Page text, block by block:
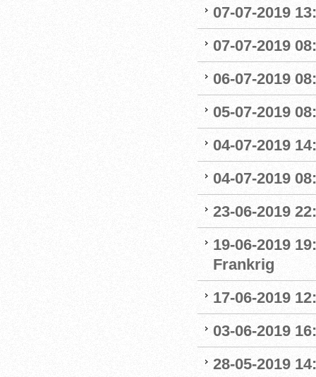
07-07-2019
07-07-2019
06-07-2019
05-07-2019
04-07-2019
04-07-2019
23-06-2019
19-06-2019
Frankrig
17-06-2019
03-06-2019
28-05-2019